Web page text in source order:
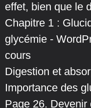
effet, bien que le
Chapitre 1 :
glycémie -
cours
Digestion et
Importance des
Page 26.